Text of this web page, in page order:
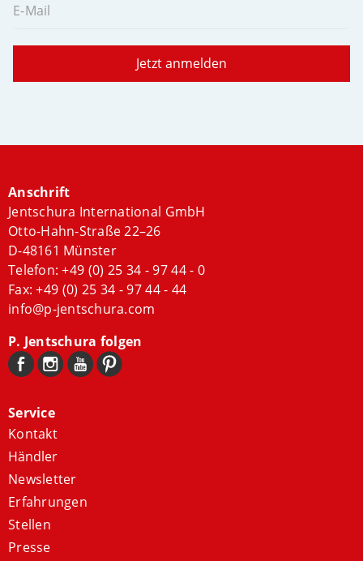
E-Mail
Jetzt anmelden
Anschrift
Jentschura International GmbH
Otto-Hahn-Straße 22–26
D-48161 Münster
Telefon:+49 (0) 25 34 - 97 44 - 0
Fax: +49 (0) 25 34 - 97 44 - 44
info@p-jentschura.com
P. Jentschura folgen
Service
Kontakt
Händler
Newsletter
Erfahrungen
Stellen
Presse